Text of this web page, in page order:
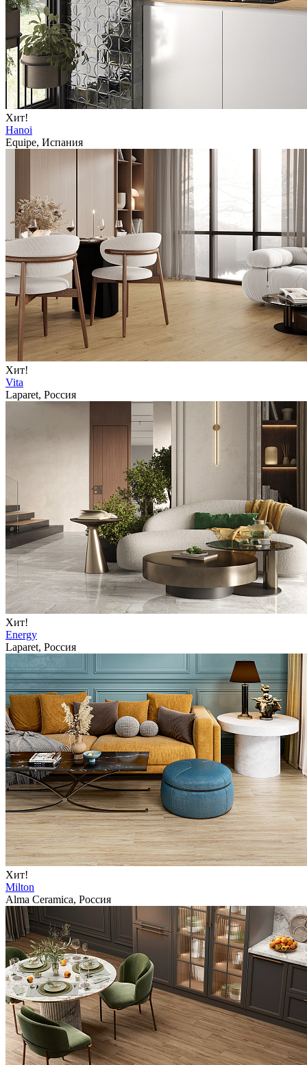
Хит!
Hanoi
Equipe, Испания
Хит!
Vita
Laparet, Россия
Хит!
Energy
Laparet, Россия
Хит!
Milton
Alma Ceramica, Россия